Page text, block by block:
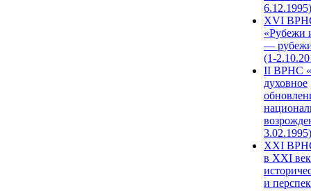
6.12.1995)
XVI
«Рубежи
—
(1-
II ВРНС
духовное
3.02.1995)
XХI
в XXI
и